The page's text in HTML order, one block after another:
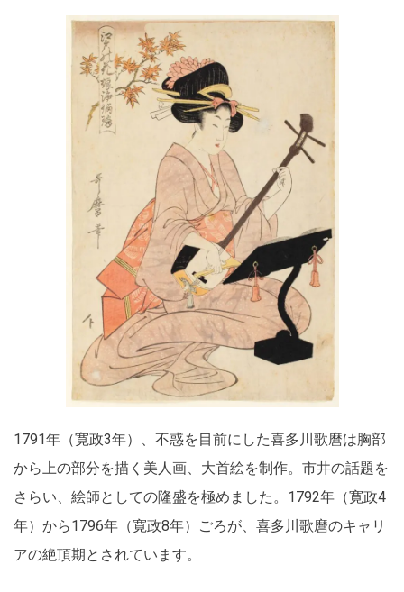
1791年（寛政3年）、不惑を目前にした喜多川歌麿は胸部
から上の部分を描く美人画、大首絵を制作。市井の話題を
さらい、絵師としての隆盛を極めました。1792年（寛政4
年）から1796年（寛政8年）ごろが、喜多川歌麿のキャリ
アの絶頂期とされています。